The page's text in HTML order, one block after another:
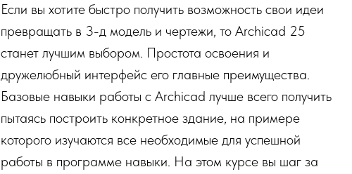
Если вы хотите быстро получить возможность свои идеи
превращать в 3-д модель и чертежи, то Archicad 25
станет лучшим выбором. Простота освоения и
дружелюбный интерфейс его главные преимущества.
Базовые навыки работы с Archicad лучше всего получить
пытаясь построить конкретное здание, на примере
которого изучаются все необходимые для успешной
работы в программе навыки. На этом курсе вы шаг за